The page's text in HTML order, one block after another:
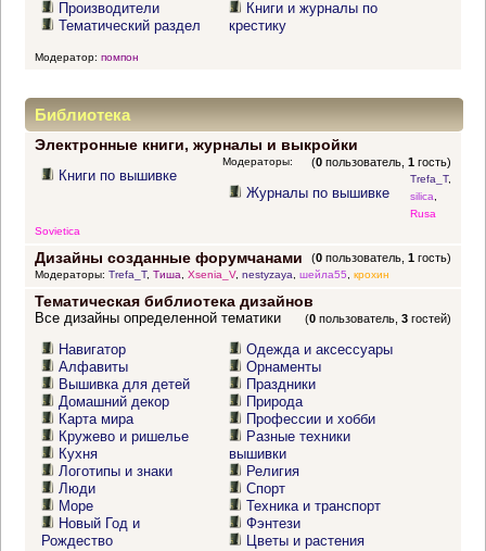
Производители
Тематический раздел
Книги и журналы по
крестику
Модератор: помпон
Библиотека
Электронные книги, журналы и выкройки
(0 пользователь,1 гость)
Книги по вышивке
Журналы по вышивке
Модераторы:
Trefa_T,
silica,
Rusa
Sovietica
Дизайны созданные форумчанами (0 пользователь,1 гость)
Модераторы: Trefa_T, Тиша, Xsenia_V, nestyzaya, шейла55, крохин
Тематическая библиотека дизайнов
(0 пользователь,3 гостей)
Все дизайны определенной тематики
Навигатор
Алфавиты
Вышивка для детей
Домашний декор
Карта мира
Кружево и ришелье
Кухня
Логотипы и знаки
Люди
Море
Новый Год и
Рождество
Одежда и аксессуары
Орнаменты
Праздники
Природа
Профессии и хобби
Разные техники
вышивки
Религия
Спорт
Техника и транспорт
Фэнтези
Цветы и растения